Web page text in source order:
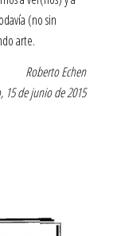
(no sin
arte.
Roberto Echen
15 de junio de 2015